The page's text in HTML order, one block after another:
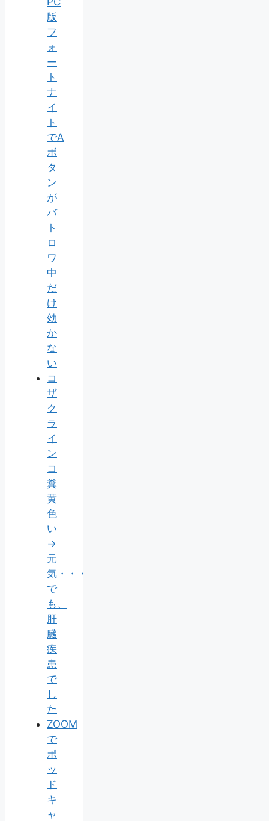
版
フ
ォ
ー
ト
ナ
イ
ト
でA
ボ
タ
ン
が
バ
ト
ロ
ワ
中
だ
け
効
か
な
い
コ
ザ
ク
ラ
イ
ン
コ
糞
黄
色
い
→
元
気・・・
で
も、
肝
臓
疾
患
で
し
た
ZOOM
で
ポ
ッ
ド
キ
ャ